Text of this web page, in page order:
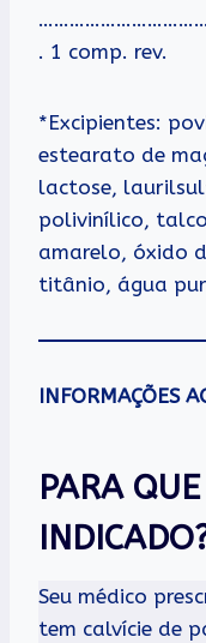
. 1 comp. rev.
*Excipientes:
estearato de
lactose,
polivinílico,
amarelo, óxido
titânio, água
INFORMAÇÕES
PARA
Seu médico
tem calvície de